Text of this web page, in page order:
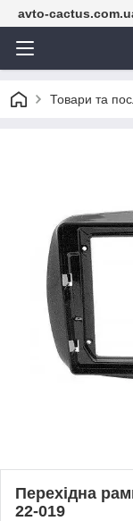
avto-
Товари та
Перехідна
22-019